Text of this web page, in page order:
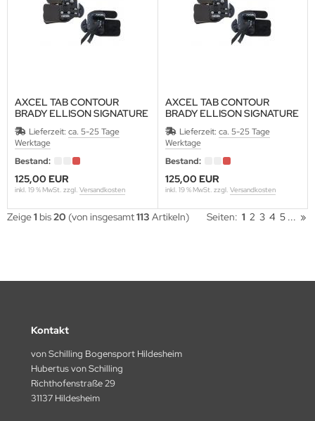
AXCEL TAB CONTOUR
BRADY ELLISON SIGNATURE
SERIES, LH, Gr.2-M
Lieferzeit: ca. 5-25 Tage
Werktage
Bestand:
125,00 EUR
inkl. 19 % MwSt. zzgl. Versandkosten
AXCEL TAB CONTOUR
BRADY ELLISON SIGNATURE
SERIES, LH, Gr.3-L
Lieferzeit: ca. 5-25 Tage
Werktage
Bestand:
125,00 EUR
inkl. 19 % MwSt. zzgl. Versandkosten
Zeige1 bis20 (von insgesamt113 Artikeln) Seiten: 1 2 3 4 5 ... »
Kontakt
von Schilling Bogensport Hildesheim
Hubertus von Schilling
Richthofenstraße 29
31137 Hildesheim
PEEP
RIDGE
MOUNTAIN